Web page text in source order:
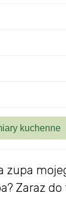
zupa
Zaraz do